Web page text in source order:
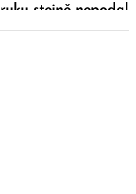
ruku stejně nepodal